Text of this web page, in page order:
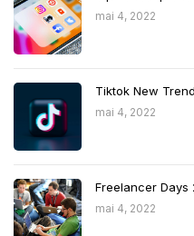
mai 4, 2022
Tiktok New
mai 4, 2022
Freelancer Days
mai 4, 2022